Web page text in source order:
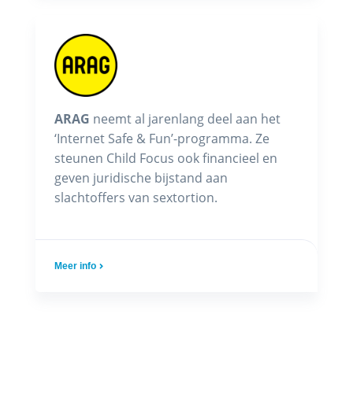
ARAG neemt al jarenlang deel aan het
‘Internet Safe & Fun’-programma. Ze
steunen Child Focus ook financieel en
geven juridische bijstand aan
slachtoffers van sextortion.
Meer info